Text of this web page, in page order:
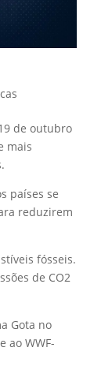
de outubro
mais
países se
reduzirem
fósseis.
de CO2
Gota no
ao WWF-